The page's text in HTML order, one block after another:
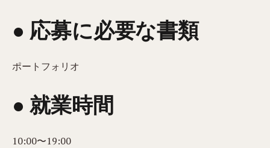
● 応募に必要な書類
ポートフォリオ
● 就業時間
10:00〜19:00